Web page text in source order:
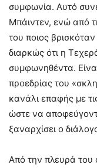
συμφωνία. Αυτό
Μπάιντεν, ενώ από
του ποιος
διαρκώς ότι η
συμφωνηθέντα.
προεδρίας του
κανάλι επαφής με
ώστε να
ξαναρχίσει ο
Από την πλευρά του